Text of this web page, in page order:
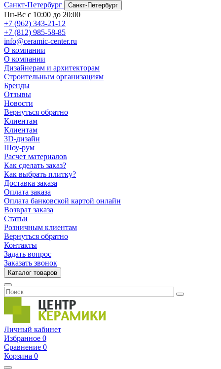
Санкт-Петербург
Санкт-Петербург
Пн-Вс с 10:00 до 20:00
+7 (962) 343-21-12
+7 (812) 985-58-85
info@ceramic-center.ru
О компании
О компании
Дизайнерам и архитекторам
Строительным организациям
Бренды
Отзывы
Новости
Вернуться обратно
Клиентам
Клиентам
3D-дизайн
Шоу-рум
Расчет материалов
Как сделать заказ?
Как выбрать плитку?
Доставка заказа
Оплата заказа
Оплата банковской картой онлайн
Возврат заказа
Статьи
Розничным клиентам
Вернуться обратно
Контакты
Задать вопрос
Заказать звонок
Каталог товаров
Личный кабинет
Избранное 0
Сравнение 0
Корзина 0